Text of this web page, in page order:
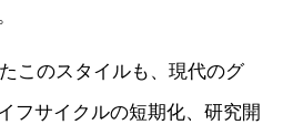
このスタイルも、現代のグ
フサイクルの短期化、研究開